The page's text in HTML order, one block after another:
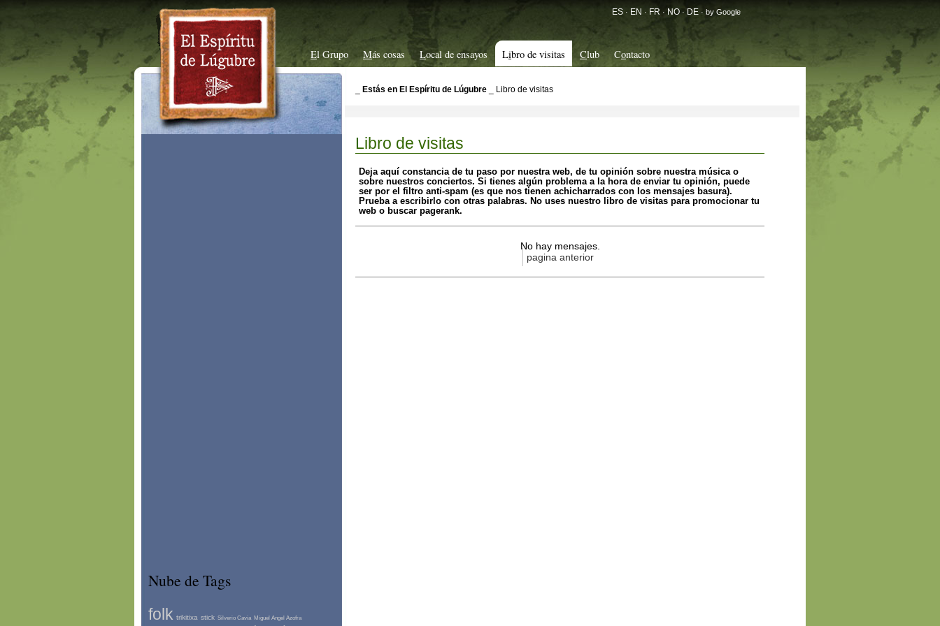
ES · EN · FR · NO · DE · by Google
El Grupo Más cosas Local de ensayos Libro de visitas Club Contacto
Nube de Tags
folk trikitixa stick Silverio Cavia Miguel Angel Azofra
Estás en El Espíritu de Lúgubre Libro de visitas
Libro de visitas
Deja aquí constancia de tu paso por nuestra web, de tu opinión sobre nuestra música o
sobre nuestros conciertos. Si tienes algún problema a la hora de enviar tu opinión, puede
ser por el filtro anti-spam (es que nos tienen achicharrados con los mensajes basura).
Prueba a escribirlo con otras palabras. No uses nuestro libro de visitas para promocionar tu
web o buscar pagerank.
No hay mensajes.
pagina anterior